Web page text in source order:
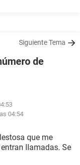
Siguiente Tema
de
04:54
que me
llamadas. Se